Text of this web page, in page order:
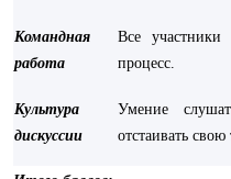
Командная
работа
Все
процесс.
Культура
дискуссии
Умение
отстаивать свою